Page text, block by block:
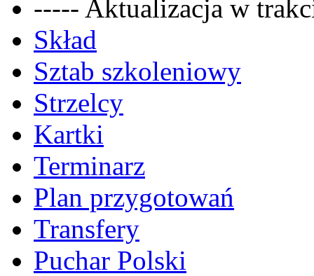
----- Aktualizacja w
Skład
Sztab szkoleniowy
Strzelcy
Kartki
Terminarz
Plan przygotowań
Transfery
Puchar Polski